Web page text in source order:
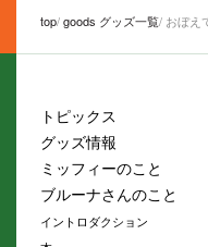
top goods グッズ一覧 おぼえ
トピックス
グッズ情報
ミッフィーのこと
ブルーナさんのこと
イントロダクション